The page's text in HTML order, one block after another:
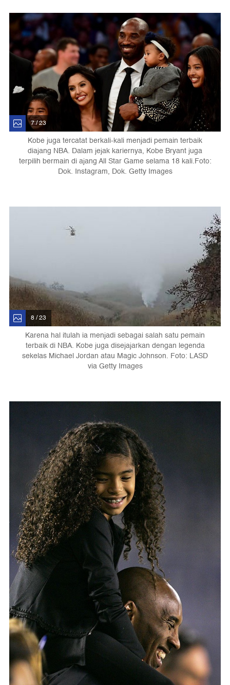
7 / 23
Kobe juga tercatat berkali-kali menjadi pemain terbaik
diajang NBA. Dalam jejak kariernya, Kobe Bryant juga
terpilih bermain di ajang All Star Game selama 18 kali.Foto:
Dok. Instagram, Dok. Getty Images
8 / 23
Karena hal itulah ia menjadi sebagai salah satu pemain
terbaik di NBA. Kobe juga disejajarkan dengan legenda
sekelas Michael Jordan atau Magic Johnson. Foto: LASD
via Getty Images